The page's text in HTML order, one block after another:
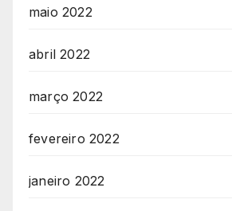
maio 2022
abril 2022
março 2022
fevereiro 2022
janeiro 2022